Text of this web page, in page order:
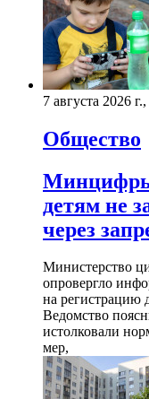
7 августа 2026
Общество
Минцифры
детям не
через
Министерство
опровергло
на регистрацию
Ведомство
истолковали
мер,